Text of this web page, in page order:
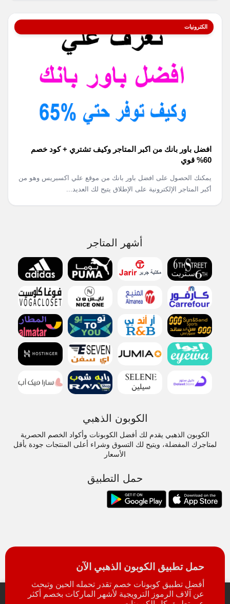
الكترونيات
افضل باور بانك من اكبر المتاجر وكيف تشتري + كود خصم
60% قوي
يمكنك الحصول على افضل باور بانك من موقع علي اكسبريس وهو من
أكبر المتاجر الإلكترونية على الإطلاق يتيح لك العديد...
أشهر المتاجر
الكوبون الذهبي
الكوبون الذهبي يقدم لك أفضل الكوبونات وأكواد الخصم الحصرية
لمتاجرك المفضلة، ويتيح لك التسوق وشراء أعلى المنتجات جودة بأقل
الأسعار
حمل التطبيق
حمل تطبيق الكوبون الذهبي الآن
أفضل تطبيق كوبونات خصم تقدر تحمله الحين وتبحث
عن آلاف الرموز الترويجية لأشهر الماركات بخصم أكثر